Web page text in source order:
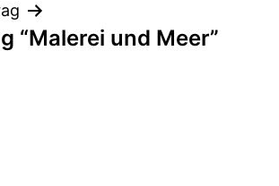
“Malerei und Meer”